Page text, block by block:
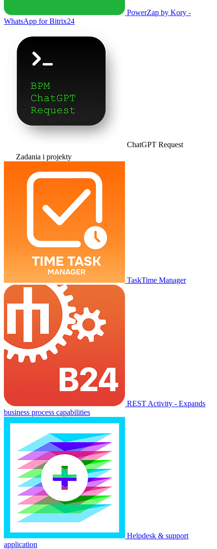
PowerZap by Kory -
WhatsApp for Bitrix24
ChatGPT Request
Zadania i projekty
TaskTime Manager
REST Activity - Expands
business process capabilities
Helpdesk & support
application